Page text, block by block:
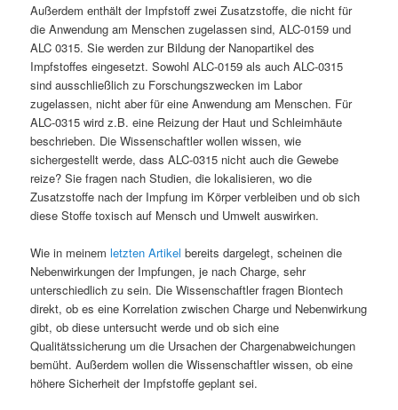
Außerdem enthält der Impfstoff zwei Zusatzstoffe, die nicht für
die Anwendung am Menschen zugelassen sind, ALC-0159 und
ALC 0315. Sie werden zur Bildung der Nanopartikel des
Impfstoffes eingesetzt. Sowohl ALC-0159 als auch ALC-0315
sind ausschließlich zu Forschungszwecken im Labor
zugelassen, nicht aber für eine Anwendung am Menschen. Für
ALC-0315 wird z.B. eine Reizung der Haut und Schleimhäute
beschrieben. Die Wissenschaftler wollen wissen, wie
sichergestellt werde, dass ALC-0315 nicht auch die Gewebe
reize? Sie fragen nach Studien, die lokalisieren, wo die
Zusatzstoffe nach der Impfung im Körper verbleiben und ob sich
diese Stoffe toxisch auf Mensch und Umwelt auswirken.
Wie in meinemletzten Artikel bereits dargelegt, scheinen die
Nebenwirkungen der Impfungen, je nach Charge, sehr
unterschiedlich zu sein. Die Wissenschaftler fragen Biontech
direkt, ob es eine Korrelation zwischen Charge und Nebenwirkung
gibt, ob diese untersucht werde und ob sich eine
Qualitätssicherung um die Ursachen der Chargenabweichungen
bemüht. Außerdem wollen die Wissenschaftler wissen, ob eine
höhere Sicherheit der Impfstoffe geplant sei.